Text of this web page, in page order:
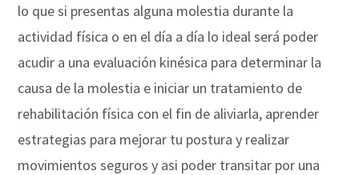
lo que si presentas alguna molestia durante la
actividad física o en el día a día lo ideal será poder
acudir a una evaluación kinésica para determinar la
causa de la molestia e iniciar un tratamiento de
rehabilitación física con el fin de aliviarla, aprender
estrategias para mejorar tu postura y realizar
movimientos seguros y asi poder transitar por una